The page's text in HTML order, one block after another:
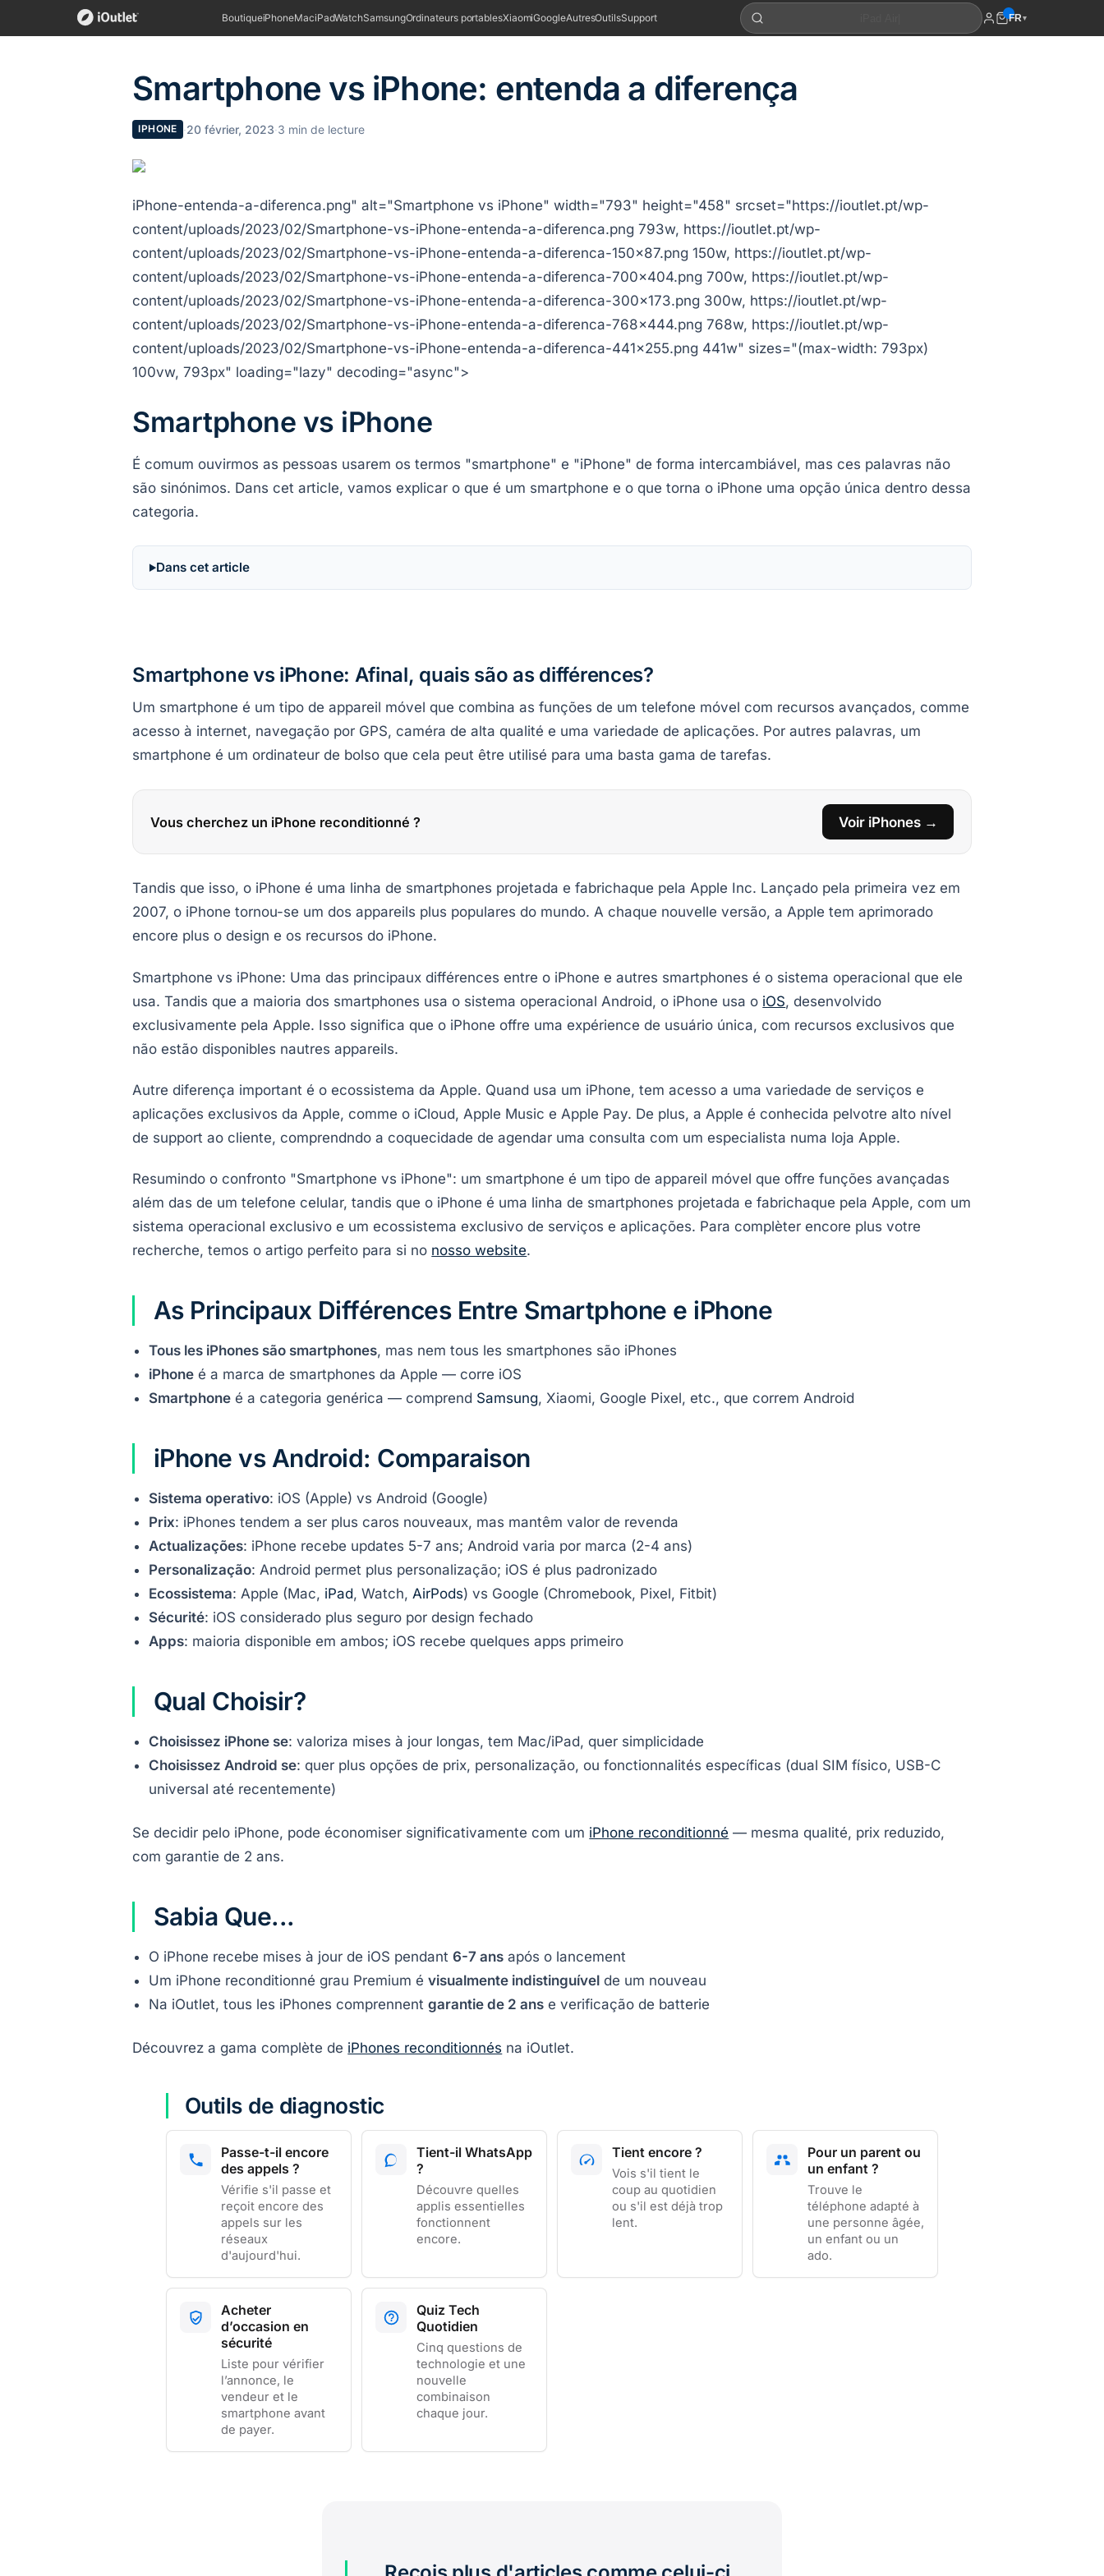
BoutiqueiPhoneMaciPadWatchSamsungOrdinateurs portablesXiaomiGoogleAutresOutilsSupport FR▾
Smartphone vs iPhone: entenda a diferença
IPHONE ·20 février, 2023·3 min de lecture
iPhone-entenda-a-diferenca.png" alt="Smartphone vs iPhone" width="793" height="458" srcset="https://ioutlet.pt/wp-
content/uploads/2023/02/Smartphone-vs-iPhone-entenda-a-diferenca.png 793w, https://ioutlet.pt/wp-
content/uploads/2023/02/Smartphone-vs-iPhone-entenda-a-diferenca-150x87.png 150w, https://ioutlet.pt/wp-
content/uploads/2023/02/Smartphone-vs-iPhone-entenda-a-diferenca-700x404.png 700w, https://ioutlet.pt/wp-
content/uploads/2023/02/Smartphone-vs-iPhone-entenda-a-diferenca-300x173.png 300w, https://ioutlet.pt/wp-
content/uploads/2023/02/Smartphone-vs-iPhone-entenda-a-diferenca-768x444.png 768w, https://ioutlet.pt/wp-
content/uploads/2023/02/Smartphone-vs-iPhone-entenda-a-diferenca-441x255.png 441w" sizes="(max-width: 793px)
100vw, 793px" loading="lazy" decoding="async">
Smartphone vs iPhone
É comum ouvirmos as pessoas usarem os termos "smartphone" e "iPhone" de forma intercambiável, mas ces palavras não
são sinónimos. Dans cet article, vamos explicar o que é um smartphone e o que torna o iPhone uma opção única dentro dessa
categoria.
Dans cet article
Smartphone vs iPhone: Afinal, quais são as différences?
Um smartphone é um tipo de appareil móvel que combina as funções de um telefone móvel com recursos avançados, comme
acesso à internet, navegação por GPS, caméra de alta qualité e uma variedade de aplicações. Por autres palavras, um
smartphone é um ordinateur de bolso que cela peut être utilisé para uma basta gama de tarefas.
Vous cherchez un iPhone reconditionné ? Voir iPhones →
Tandis que isso, o iPhone é uma linha de smartphones projetada e fabrichaque pela Apple Inc. Lançado pela primeira vez em
2007, o iPhone tornou-se um dos appareils plus populares do mundo. A chaque nouvelle versão, a Apple tem aprimorado
encore plus o design e os recursos do iPhone.
Smartphone vs iPhone: Uma das principaux différences entre o iPhone e autres smartphones é o sistema operacional que ele
usa. Tandis que a maioria dos smartphones usa o sistema operacional Android, o iPhone usa o iOS, desenvolvido
exclusivamente pela Apple. Isso significa que o iPhone offre uma expérience de usuário única, com recursos exclusivos que
não estão disponibles nautres appareils.
Autre diferença important é o ecossistema da Apple. Quand usa um iPhone, tem acesso a uma variedade de serviços e
aplicações exclusivos da Apple, comme o iCloud, Apple Music e Apple Pay. De plus, a Apple é conhecida pelvotre alto nível
de support ao cliente, comprendndo a coquecidade de agendar uma consulta com um especialista numa loja Apple.
Resumindo o confronto "Smartphone vs iPhone": um smartphone é um tipo de appareil móvel que offre funções avançadas
além das de um telefone celular, tandis que o iPhone é uma linha de smartphones projetada e fabrichaque pela Apple, com um
sistema operacional exclusivo e um ecossistema exclusivo de serviços e aplicações. Para complèter encore plus votre
recherche, temos o artigo perfeito para si no nosso website.
As Principaux Différences Entre Smartphone e iPhone
Tous les iPhones são smartphones, mas nem tous les smartphones são iPhones
iPhone é a marca de smartphones da Apple — corre iOS
Smartphone é a categoria genérica — comprend Samsung, Xiaomi, Google Pixel, etc., que correm Android
iPhone vs Android: Comparaison
Sistema operativo: iOS (Apple) vs Android (Google)
Prix: iPhones tendem a ser plus caros nouveaux, mas mantêm valor de revenda
Actualizações: iPhone recebe updates 5-7 ans; Android varia por marca (2-4 ans)
Personalização: Android permet plus personalização; iOS é plus padronizado
Ecossistema: Apple (Mac, iPad, Watch,AirPods) vs Google (Chromebook, Pixel, Fitbit)
Sécurité: iOS considerado plus seguro por design fechado
Apps: maioria disponible em ambos; iOS recebe quelques apps primeiro
Qual Choisir?
Choisissez iPhone se: valoriza mises à jour longas, tem Mac/iPad, quer simplicidade
Choisissez Android se: quer plus opções de prix, personalização, ou fonctionnalités específicas (dual SIM físico, USB-C
universal até recentemente)
Se decidir pelo iPhone, pode économiser significativamente com um iPhone reconditionné — mesma qualité, prix reduzido,
com garantie de 2 ans.
Sabia Que...
O iPhone recebe mises à jour de iOS pendant6-7 ans após o lancement
Um iPhone reconditionné grau Premium évisualmente indistinguível de um nouveau
Na iOutlet, tous les iPhones comprennentgarantie de 2 ans e verificação de batterie
Découvrez a gama complète de iPhones reconditionnés na iOutlet.
Outils de diagnostic
Passe-t-il encore
des appels ?
Vérifie s'il passe et
reçoit encore des
appels sur les
réseaux
d'aujourd'hui.
Tient-il WhatsApp
?
Découvre quelles
applis essentielles
fonctionnent
encore.
Tient encore ?
Vois s'il tient le
coup au quotidien
ou s'il est déjà trop
lent.
Pour un parent ou
un enfant ?
Trouve le
téléphone adapté à
une personne âgée,
un enfant ou un
ado.
Acheter
d’occasion en
sécurité
Liste pour vérifier
l’annonce, le
vendeur et le
smartphone avant
de payer.
Quiz Tech
Quotidien
Cinq questions de
technologie et une
nouvelle
combinaison
chaque jour.